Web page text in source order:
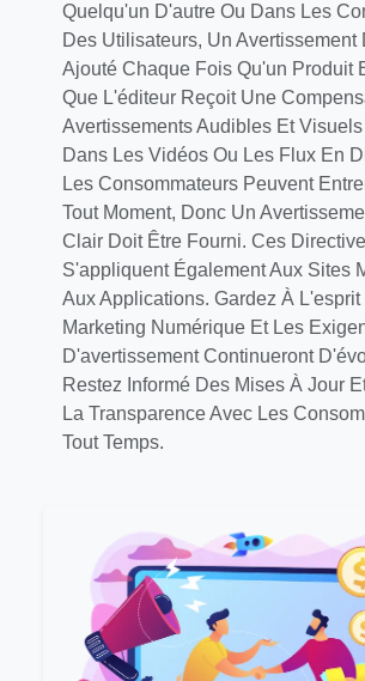
Quelqu'un D'autre Ou Dans Les
Des Utilisateurs, Un Avertissement
Ajouté Chaque Fois Qu'un Produit
Que L'éditeur Reçoit Une
Avertissements Audibles Et
Dans Les Vidéos Ou Les Flux En
Les Consommateurs Peuvent
Tout Moment, Donc Un
Clair Doit Être Fourni. Ces
S'appliquent Également Aux Sites
Aux Applications. Gardez À L'esprit
Marketing Numérique Et Les
D'avertissement Continueront
Restez Informé Des Mises À Jour
La Transparence Avec Les
Tout Temps.